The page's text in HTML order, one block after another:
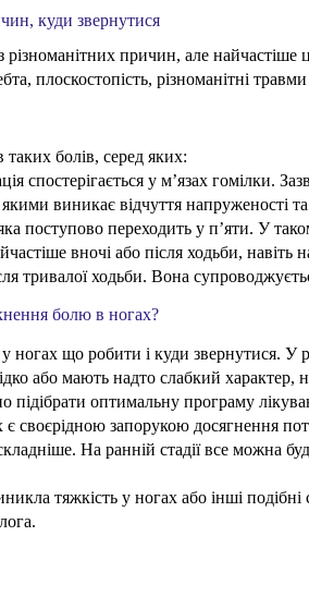
куди звернутися
різноманітних причин, але
плоскостопість, різноманітні травми
таких болів, серед яких:
спостерігається у м’язах гомілки.
якими виникає відчуття
поступово переходить у п’яти. У
вночі або після ходьби, навіть
тривалої ходьби. Вона
болю в ногах?
у ногах що робити і куди звернутися.
або мають надто слабкий
підібрати оптимальну програму
є своєрідною запорукою досягнення
На ранній стадії все можна
тяжкість у ногах або інші